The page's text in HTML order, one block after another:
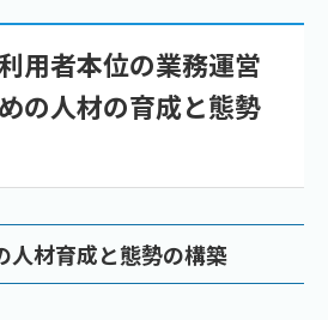
用者本位の業務運営
の人材の育成と態勢
人材育成と態勢の構築